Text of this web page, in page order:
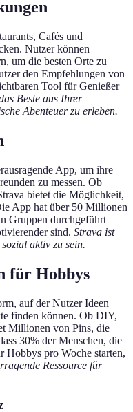
Cafés und
Nutzer können
um die besten Orte zu
den Empfehlungen von
Tool für Genießer
Beste aus Ihrer
Abenteuer zu erleben.
App, um ihre
zu messen. Ob
bietet die Möglichkeit,
App hat über 50 Millionen
Gruppen durchgeführt
sind. Strava ist
aktiv zu sein.
für Hobbys
auf der Nutzer Ideen
finden können. Ob DIY,
Millionen von Pins, die
30% der Menschen, die
Hobbys pro Woche starten,
Ressource für